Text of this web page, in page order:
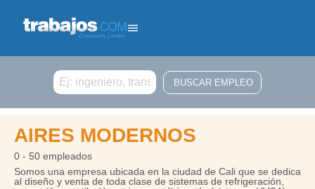
Buscar
AIRES MODERNOS
0 - 50 empleados
Somos una empresa ubicada en la ciudad de Cali que se dedica
al diseño y venta de toda clase de sistemas de refrigeración,